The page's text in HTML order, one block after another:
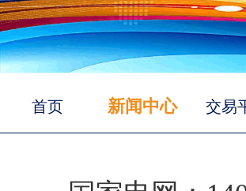
首页 新闻中心 交易